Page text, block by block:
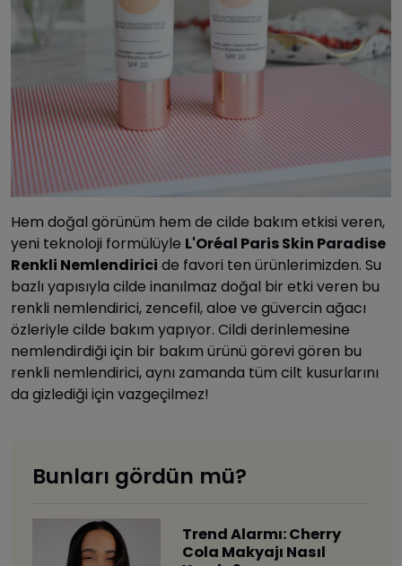
Hem doğal görünüm hem de cilde bakım etkisi veren,
yeni teknoloji formülüyle L'Oréal Paris Skin Paradise
Renkli Nemlendirici de favori ten ürünlerimizden. Su
bazlı yapısıyla cilde inanılmaz doğal bir etki veren bu
renkli nemlendirici, zencefil, aloe ve güvercin ağacı
özleriyle cilde bakım yapıyor. Cildi derinlemesine
nemlendirdiği için bir bakım ürünü görevi gören bu
renkli nemlendirici, aynı zamanda tüm cilt kusurlarını
da gizlediği için vazgeçilmez!
Bunları gördün mü?
Trend Alarmı: Cherry
Cola Makyajı Nasıl